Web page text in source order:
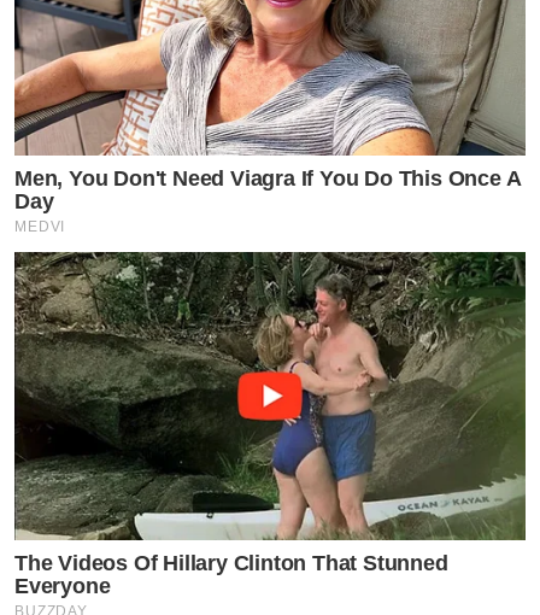
Men, You Don't Need Viagra If You Do This Once A
Day
MEDVI
The Videos Of Hillary Clinton That Stunned
Everyone
BUZZDAY